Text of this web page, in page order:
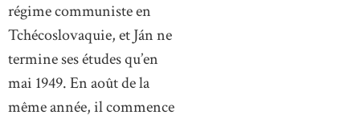
régime communiste en
Tchécoslovaquie, et Ján ne
termine ses études qu’en
mai 1949. En août de la
même année, il commence